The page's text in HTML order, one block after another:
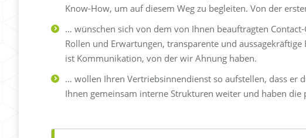
Know-How, um auf diesem Weg zu begleiten. Von der
… wünschen sich von dem von Ihnen beauftragten
Rollen und Erwartungen, transparente und
ist Kommunikation, von der wir Ahnung haben.
… wollen Ihren Vertriebsinnendienst so aufstellen, dass er
Ihnen gemeinsam interne Strukturen weiter und haben